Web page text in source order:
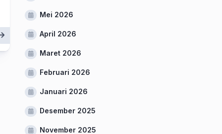
Mei 2026
April 2026
Maret 2026
Februari 2026
Januari 2026
Desember 2025
November 2025